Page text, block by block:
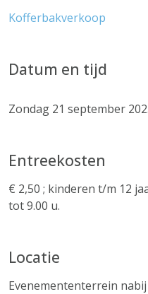
Kofferbakverkoop
Datum en tijd
Zondag 21 september
Entreekosten
€ 2,50 ; kinderen t/m 12
tot 9.00 u.
Locatie
Evenemententerrein